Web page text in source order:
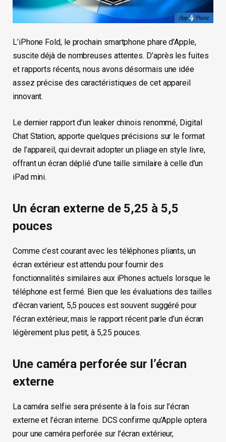
L’iPhone Fold, le prochain smartphone phare d’Apple,
suscite déjà de nombreuses attentes. D’après les fuites
et rapports récents, nous avons désormais une idée
assez précise des caractéristiques de cet appareil
innovant.
Le dernier rapport d’un leaker chinois renommé, Digital
Chat Station, apporte quelques précisions sur le format
de l’appareil, qui devrait adopter un pliage en style livre,
offrant un écran déplié d’une taille similaire à celle d’un
iPad mini.
Un écran externe de 5,25 à 5,5
pouces
Comme c’est courant avec les téléphones pliants, un
écran extérieur est attendu pour fournir des
fonctionnalités similaires aux iPhones actuels lorsque le
téléphone est fermé. Bien que les évaluations des tailles
d’écran varient, 5,5 pouces est souvent suggéré pour
l’écran extérieur, mais le rapport récent parle d’un écran
légèrement plus petit, à 5,25 pouces.
Une caméra perforée sur l’écran
externe
La caméra selfie sera présente à la fois sur l’écran
externe et l’écran interne. DCS confirme qu’Apple optera
pour une caméra perforée sur l’écran extérieur,